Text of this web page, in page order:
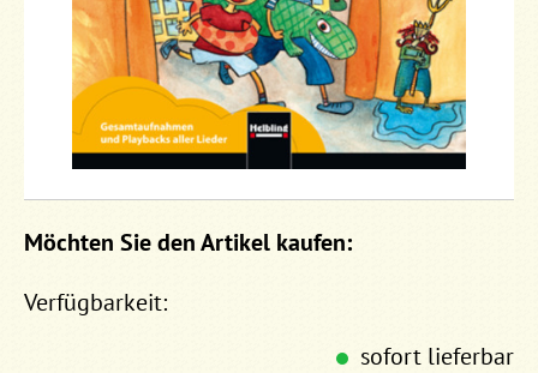
Möchten Sie den Artikel kaufen:
Verfügbarkeit:
sofort lieferbar